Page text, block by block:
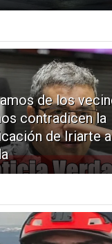
de los
contradicen la
de Iriarte